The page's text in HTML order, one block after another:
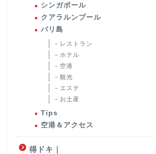
シンガポール
クアラルンプール
バリ島
－レストラン
－ホテル
－空港
－観光
－エステ
－お土産
Tips
空港＆アクセス
得ドキ｜